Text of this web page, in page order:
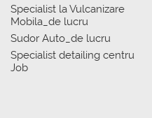
Specialist la Vulcanizare
Mobila_de lucru
Sudor Auto_de lucru
Specialist detailing centru
Job